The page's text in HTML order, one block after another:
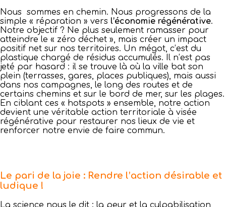
Nous sommes en chemin. Nous progressons de la
simple « réparation » vers l’économie régénérative.
Notre objectif ? Ne plus seulement ramasser pour
atteindre le « zéro déchet », mais créer un impact
positif net sur nos territoires. Un mégot, c’est du
plastique chargé de résidus accumulés. Il n’est pas
jeté par hasard : il se trouve là où la ville bat son
plein (terrasses, gares, places publiques), mais aussi
dans nos campagnes, le long des routes et de
certains chemins et sur le bord de mer, sur les plages.
En ciblant ces « hotspots » ensemble, notre action
devient une véritable action territoriale à visée
régénérative pour restaurer nos lieux de vie et
renforcer notre envie de faire commun.
Le pari de la joie : Rendre l’action désirable et
ludique !
La science nous le dit : la peur et la culpabilisation